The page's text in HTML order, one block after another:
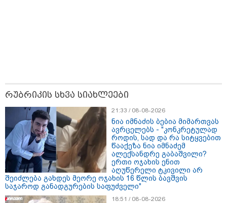
11:13 / 05-08-2026
Hisense წარმოგიდგენთ გზავნილს "ინოვაციები
უკეთესი ცხოვრებისათვის" FIFA-ს 2026 წლის
მსოფლიო ჩემპიონატზე™
რუბრიკის სხვა სიახლეები
21:33 / 08-08-2026
ნია იმნაძის ბებია მიმართვას
ავრცელებს - "კონკრეტულად
როდის, სად და რა სიტყვებით
წააქეზა ნია იმნაძემ
ალექსანდრე გაბაშვილი?
ერთი ოჯახის ენით
აღუწერელი ტკივილი არ
შეიძლება გახდეს მეორე ოჯახის 16 წლის ბავშვის
საჯაროდ განადგურების საფუძველი"
18:51 / 08-08-2026